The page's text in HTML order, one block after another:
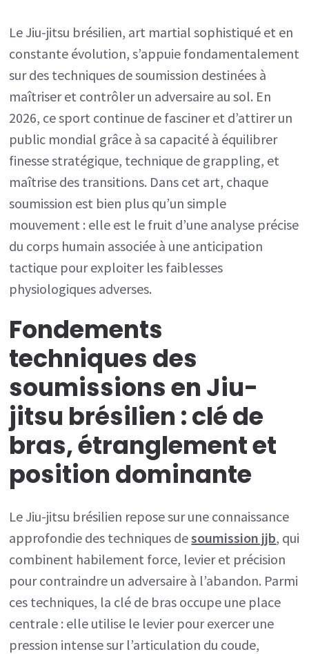
des
en
Jiu-
jitsu
Le Jiu-jitsu brésilien, art martial sophistiqué et en
constante évolution, s’appuie fondamentalement
sur des techniques de soumission destinées à
maîtriser et contrôler un adversaire au sol. En
2026, ce sport continue de fasciner et d’attirer un
public mondial grâce à sa capacité à équilibrer
finesse stratégique, technique de grappling, et
maîtrise des transitions. Dans cet art, chaque
soumission est bien plus qu’un simple
mouvement : elle est le fruit d’une analyse précise
du corps humain associée à une anticipation
tactique pour exploiter les faiblesses
physiologiques adverses.
Fondements
techniques des
soumissions en Jiu-
jitsu brésilien : clé de
bras, étranglement et
position dominante
Le Jiu-jitsu brésilien repose sur une connaissance
approfondie des techniques desoumission jjb, qui
combinent habilement force, levier et précision
pour contraindre un adversaire à l’abandon. Parmi
ces techniques, la clé de bras occupe une place
centrale : elle utilise le levier pour exercer une
pression intense sur l’articulation du coude,